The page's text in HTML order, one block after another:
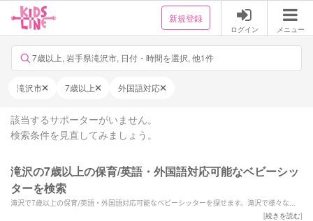
新規登録
ログイン メニュー
7歳以上, 岩手県滝沢市, 日付・時間を選択, 他1件
滝沢市 7歳以上 外国語対応
該当するサポーターがいません。
検索条件を見直してみましょう。
滝沢の7歳以上の保育/英語・外国語対応可能なベビーシッ
ターを検索
滝沢で7歳以上の保育/英語・外国語対応可能なベビーシッターを探せます。滝沢で様々なス
キルを持ったサポーターの中から、ご予算や依頼内容に合わせて選んでいただけます。
[続きを読む]